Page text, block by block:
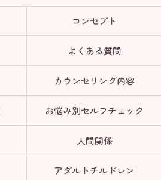
コンセプト
よくある質問
カウンセリング内容
お悩み別セルフチェック
人間関係
アダルトチルドレン